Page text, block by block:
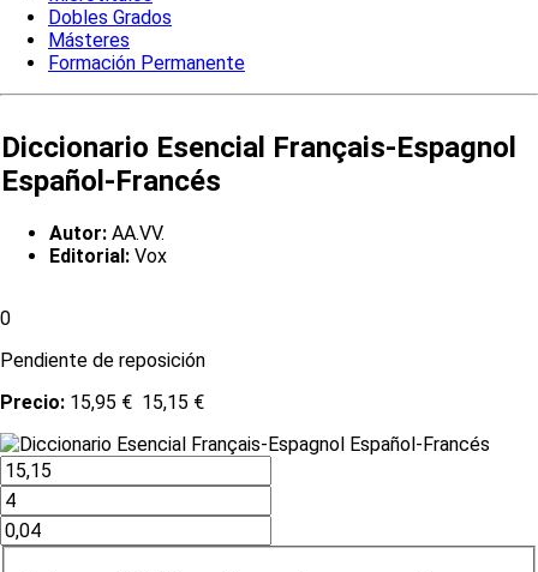
Dobles Grados
Másteres
Formación Permanente
Diccionario Esencial Français-Espagnol
Español-Francés
Autor: AA.VV.
Editorial: Vox
0
Pendiente de reposición
Precio: 15,95 € 15,15 €